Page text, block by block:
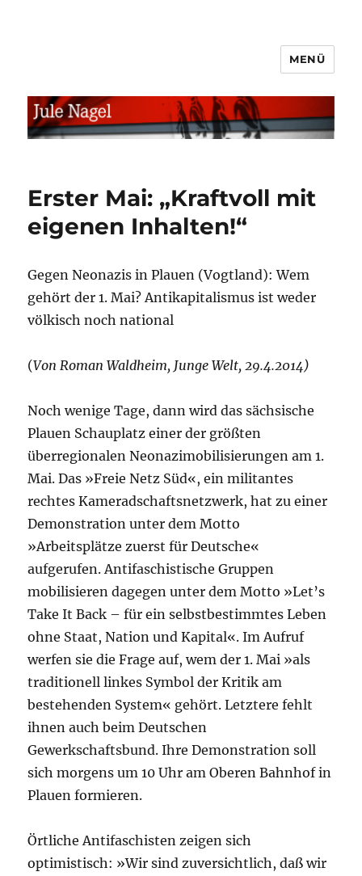
MENÜ
Erster Mai: „Kraftvoll mit
eigenen Inhalten!“
Gegen Neonazis in Plauen (Vogtland): Wem
gehört der 1. Mai? Antikapitalismus ist weder
völkisch noch national
(Von Roman Waldheim, Junge Welt, 29.4.2014)
Noch wenige Tage, dann wird das sächsische
Plauen Schauplatz einer der größten
überregionalen Neonazimobilisierungen am 1.
Mai. Das »Freie Netz Süd«, ein militantes
rechtes Kameradschaftsnetzwerk, hat zu einer
Demonstration unter dem Motto
»Arbeitsplätze zuerst für Deutsche«
aufgerufen. Antifaschistische Gruppen
mobilisieren dagegen unter dem Motto »Let’s
Take It Back – für ein selbstbestimmtes Leben
ohne Staat, Nation und Kapital«. Im Aufruf
werfen sie die Frage auf, wem der 1. Mai »als
traditionell linkes Symbol der Kritik am
bestehenden System« gehört. Letztere fehlt
ihnen auch beim Deutschen
Gewerkschaftsbund. Ihre Demonstration soll
sich morgens um 10 Uhr am Oberen Bahnhof in
Plauen formieren.
Örtliche Antifaschisten zeigen sich
optimistisch: »Wir sind zuversichtlich, daß wir